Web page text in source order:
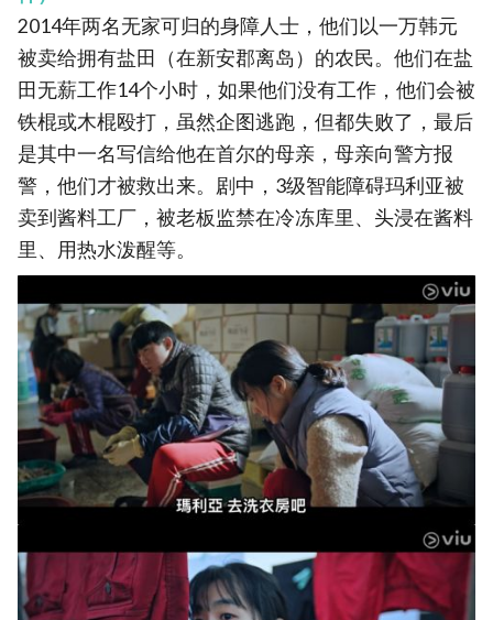
2014年两名无家可归的身障人士，他们以一万韩元
被卖给拥有盐田（在新安郡离岛）的农民。他们在盐
田无薪工作14个小时，如果他们没有工作，他们会被
铁棍或木棍殴打，虽然企图逃跑，但都失败了，最后
是其中一名写信给他在首尔的母亲，母亲向警方报
警，他们才被救出来。剧中，3级智能障碍玛利亚被
卖到酱料工厂，被老板监禁在冷冻库里、头浸在酱料
里、用热水泼醒等。